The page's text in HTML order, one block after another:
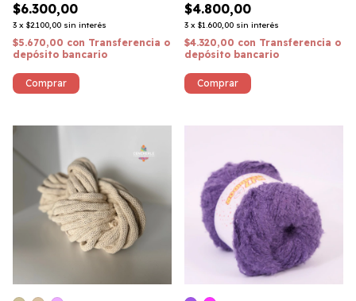
$6.300,00
3 x $2.100,00 sin interés
$5.670,00 con Transferencia o
depósito bancario
Comprar
$4.800,00
3 x $1.600,00 sin interés
$4.320,00 con Transferencia o
depósito bancario
Comprar